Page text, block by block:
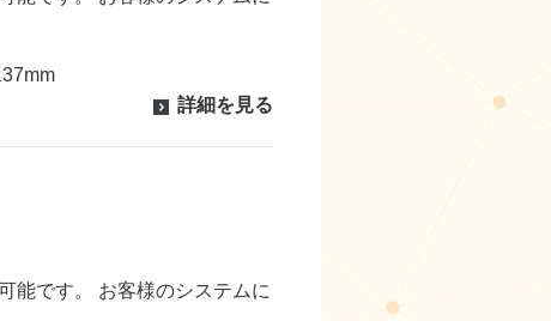
詳細を見る
能です。 お客様のシステムに